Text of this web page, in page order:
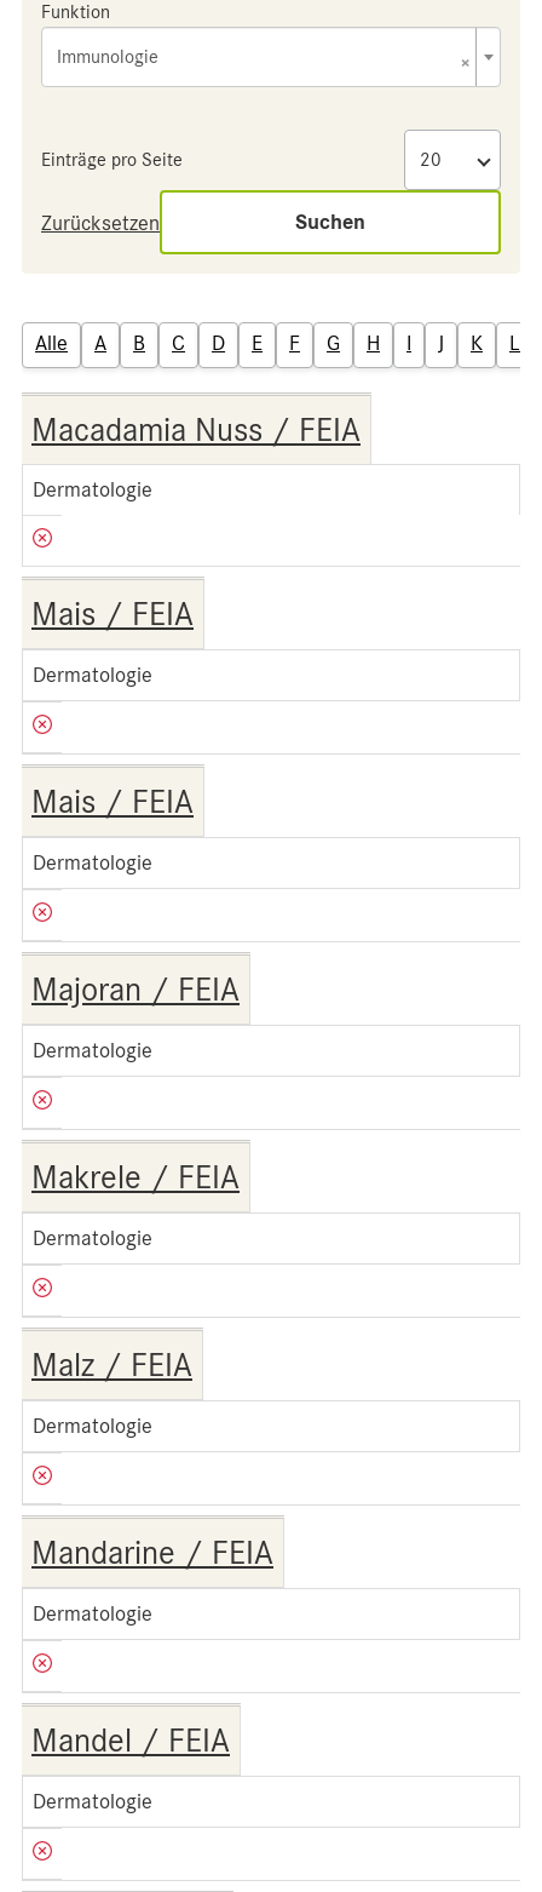
Funktion
×
Immunologie
Einträge pro Seite
Zurücksetzen Suchen
Alle A B C D E F G H I J K L
Macadamia Nuss / FEIA
Dermatologie
Mais / FEIA
Dermatologie
Mais / FEIA
Dermatologie
Majoran / FEIA
Dermatologie
Makrele / FEIA
Dermatologie
Malz / FEIA
Dermatologie
Mandarine / FEIA
Dermatologie
Mandel / FEIA
Dermatologie